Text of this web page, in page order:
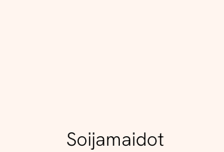
Soijamaidot